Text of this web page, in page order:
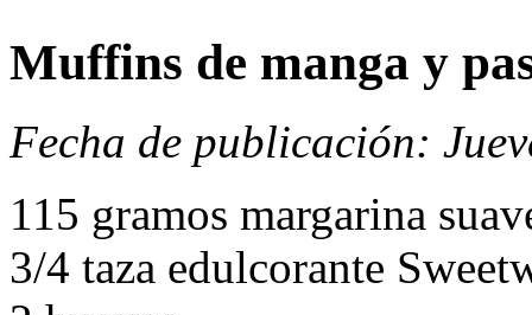
Muffins de manga y
Fecha de publicación:
115 gramos margarina
3/4 taza edulcorante